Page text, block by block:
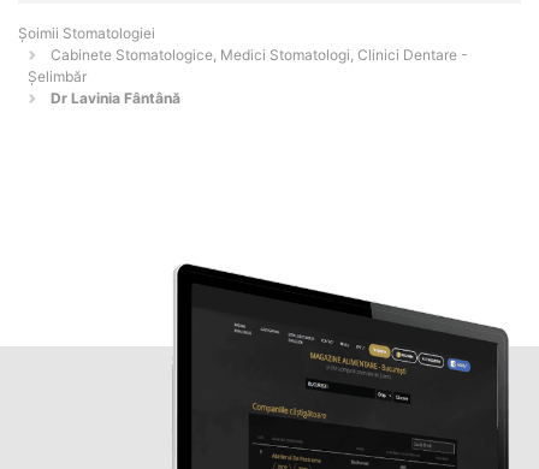
Șoimii Stomatologiei
Cabinete Stomatologice, Medici Stomatologi, Clinici Dentare -
Şelimbăr
Dr Lavinia Fântână